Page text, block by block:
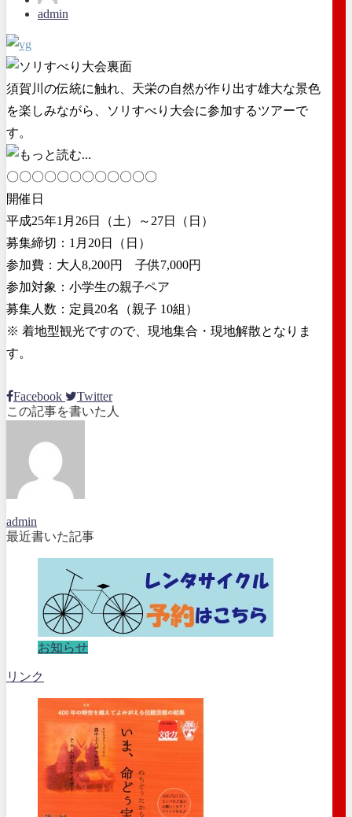
admin
須賀川の伝統に触れ、天栄の自然が作り出す雄大な景色
を楽しみながら、ソリすべり大会に参加するツアーで
す。
〇〇〇〇〇〇〇〇〇〇〇〇
開催日
平成25年1月26日（土）～27日（日）
募集締切：1月20日（日）
参加費：大人8,200円 子供7,000円
参加対象：小学生の親子ペア
募集人数：定員20名（親子 10組）
※ 着地型観光ですので、現地集合・現地解散となりま
す。
Facebook
Twitter
この記事を書いた人
admin
最近書いた記事
お知らせ
リンク